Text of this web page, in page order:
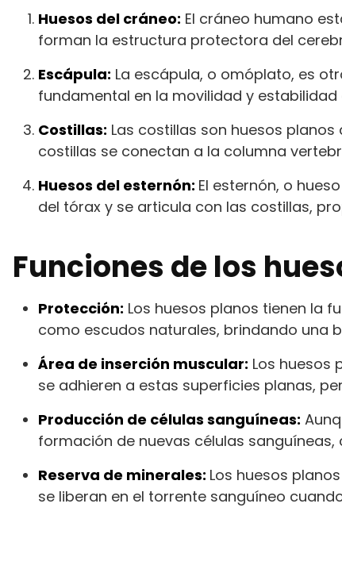
Huesos del cráneo: El cráneo humano
forman la estructura protectora del
Escápula: La escápula, o omóplato, es
fundamental en la movilidad y
Costillas: Las costillas son huesos
costillas se conectan a la columna
Huesos del esternón: El esternón, o
del tórax y se articula con las costillas,
Funciones de los
Protección: Los huesos planos tienen la
como escudos naturales, brindando una
Área de inserción muscular: Los huesos
se adhieren a estas superficies planas,
Producción de células sanguíneas:
formación de nuevas células
Reserva de minerales: Los huesos
se liberan en el torrente sanguíneo